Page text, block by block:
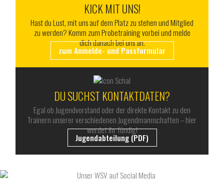
KICK MIT UNS!
Hast du Lust, mit uns auf dem Platz zu stehen und Mitglied
zu werden? Komm zum Probetraining vorbei und melde
dich danach bei uns an.
zum Anmelde- und Passformular
DU SUCHST KONTAKTDATEN?
Egal ob Jugendvorstand oder der direkte Kontakt zu den
Trainern unserer verschiedenen Jugendmannschaften – hier
werdet ihr fündig!
Jugendabteilung (PDF)